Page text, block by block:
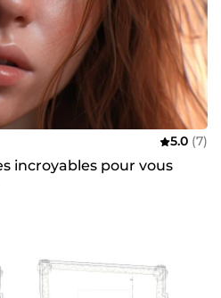
5.0 (7)
incroyables pour vous